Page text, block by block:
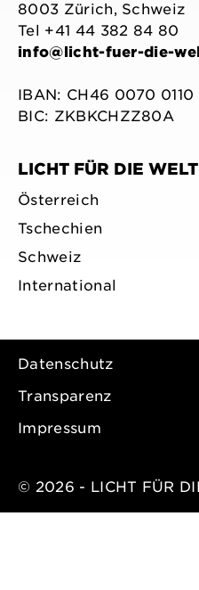
8003 Zürich, Schweiz
Tel +41 44 382 84 80
info@licht-fuer-die-
IBAN: CH46 0070
BIC: ZKBKCHZZ80A
LICHT FÜR DIE
Österreich
Tschechien
Schweiz
International
© 2026 - LICHT FÜR
Datenschutz
Transparenz
Impressum